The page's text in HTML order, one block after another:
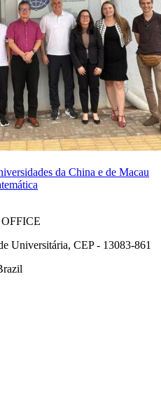
da China e de Macau
Universitária, CEP - 13083-861